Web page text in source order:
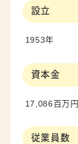
設立
1953年
資本金
17,086百万円
従業員数